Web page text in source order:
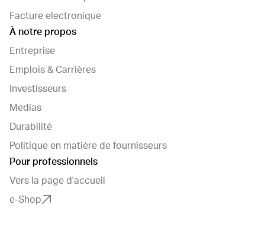
Facture electronique
À notre propos
Entreprise
Emplois & Carrières
Investisseurs
Medias
Durabilité
Politique en matière de fournisseurs
Pour professionnels
Vers la page d'accueil
e-Shop